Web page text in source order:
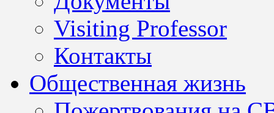
Visiting Professor
Контакты
Общественная жизнь